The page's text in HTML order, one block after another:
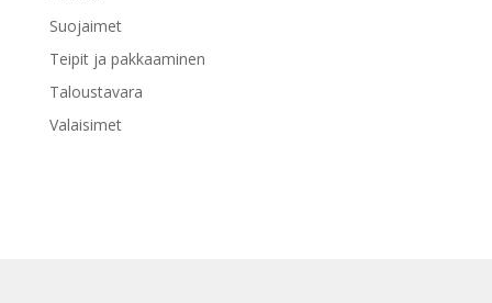
Suojaimet
Teipit ja pakkaaminen
Taloustavara
Valaisimet